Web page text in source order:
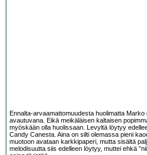
Ennalta-arvaamattomuudesta huolimatta
avautuvana. Eikä meikäläisen kaltaisen
myöskään olla huolissaan. Levyltä löytyy
Candy Canesta. Aina on silti olemassa pieni
muotoon avataan karkkipaperi, mutta sisältä
melodisuutta siis edelleen löytyy, muttei ehkä